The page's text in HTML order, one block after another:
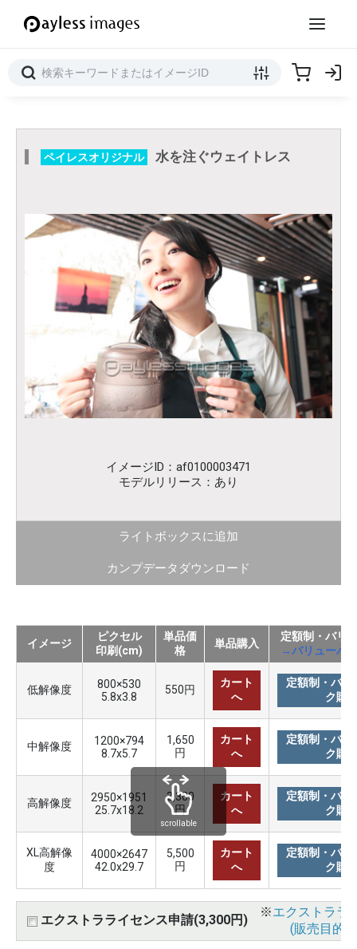
ペイレスオリジナル 水を注ぐウェイトレス
イメージID：af0100003471
モデルリリース：あり
ライトボックスに追加
カンプデータダウンロード
イメージ
ピクセル
印刷(cm)
単品価
格
単品購入
定額制・バリ
→バリューパ
低解像度
800×530
5.8x3.8
550円
カート
へ
定額制・バリ
ク購
中解像度
1200×794
8.7x5.7
1,650
円
カート
へ
定額制・バリ
ク購
高解像度
2950×1951
25.7x18.2
3,300
円
カート
へ
定額制・バリ
ク購
XL高解像
度
4000×2647
42.0x29.7
5,500
円
カート
へ
定額制・バリ
ク購
エクストラライセンス申請(3,300円)
※エクストララ
(販売目的
scrollable